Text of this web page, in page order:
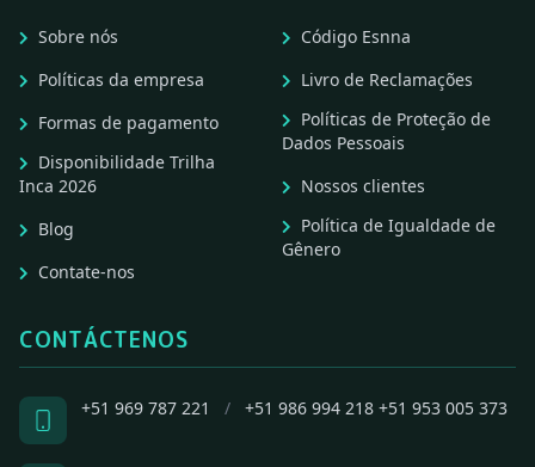
Sobre nós
Políticas da empresa
Formas de pagamento
Disponibilidade Trilha
Inca 2026
Blog
Contate-nos
Código Esnna
Livro de Reclamações
Políticas de Proteção de
Dados Pessoais
Nossos clientes
Política de Igualdade de
Gênero
CONTÁCTENOS
+51 969 787 221 / +51 986 994 218 +51 953 005 373